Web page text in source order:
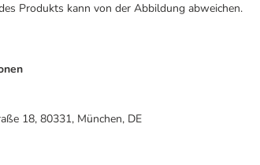
Produkts kann von der Abbildung abweichen.
18, 80331, München, DE